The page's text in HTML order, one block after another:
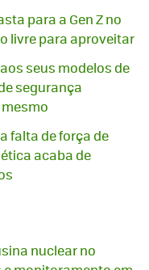
para a Gen Z no
livre para aproveitar
seus modelos de
segurança
falta de força de
acaba de
nuclear no